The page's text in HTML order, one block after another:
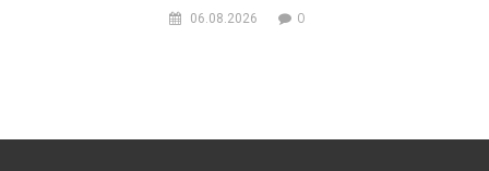
06.08.2026 0